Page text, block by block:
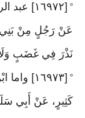
°
[١٦٩٧٢]
نَذْرَ فِي غَضَبٍ وَلَا
°
[١٦٩٧٣]
كَثِيرٍ، عَنْ أَبِي